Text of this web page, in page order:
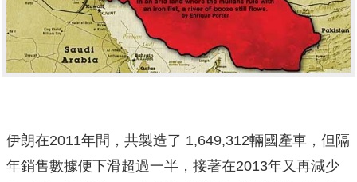
伊朗在2011年間，共製造了 1,649,312輛國產車，但隔
年銷售數據便下滑超過一半，接著在2013年又再減少